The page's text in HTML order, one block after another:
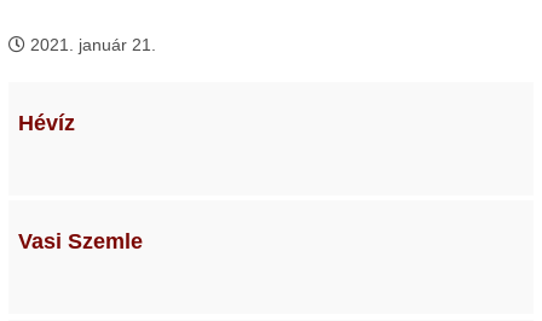
2021. január 21.
Hévíz
Vasi Szemle